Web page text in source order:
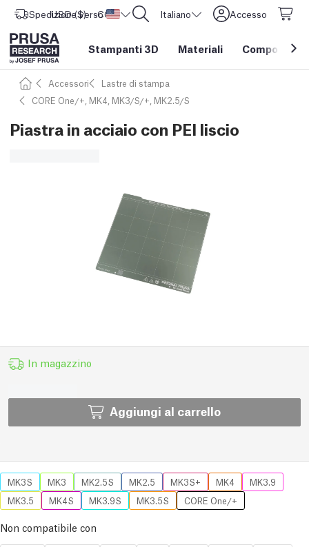
Spedizione verso Stati Uniti d'America
USD ($) CORE One L: Ora disponibile! Italiano Accesso
Stampanti 3D Materiali Componenti
Accessori
Lastre di stampa
CORE One/+, MK4, MK3/S/+, MK2.5/S
Piastra in acciaio con PEI liscio
In magazzino
Aggiungi al carrello
MK3S MK3 MK2.5S MK2.5 MK3S+ MK4
MK3.9
MK3.5
MK4S MK3.9S MK3.5S CORE One/+
Non compatibile con